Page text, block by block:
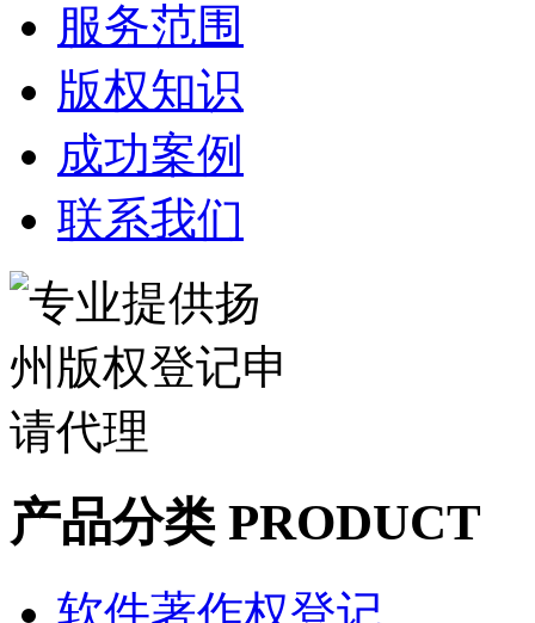
服务范围
版权知识
成功案例
联系我们
产品分类 PRODUCT
软件著作权登记